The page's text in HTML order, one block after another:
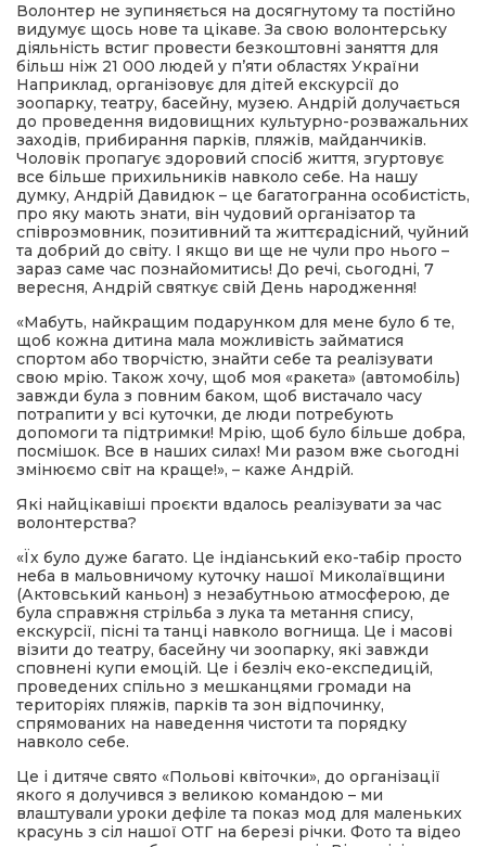
Волонтер не зупиняється на досягнутому та постійно
видумує щось нове та цікаве. За свою волонтерську
діяльність встиг провести безкоштовні заняття для
більш ніж 21 000 людей у п’яти областях України
Наприклад, організовує для дітей екскурсії до
зоопарку, театру, басейну, музею. Андрій долучається
до проведення видовищних культурно-розважальних
заходів, прибирання парків, пляжів, майданчиків.
Чоловік пропагує здоровий спосіб життя, згуртовує
все більше прихильників навколо себе. На нашу
думку, Андрій Давидюк – це багатогранна особистість,
про яку мають знати, він чудовий організатор та
співрозмовник, позитивний та життєрадісний, чуйний
та добрий до світу. І якщо ви ще не чули про нього –
зараз саме час познайомитись! До речі, сьогодні, 7
вересня, Андрій святкує свій День народження!
«Мабуть, найкращим подарунком для мене було б те,
щоб кожна дитина мала можливість займатися
спортом або творчістю, знайти себе та реалізувати
свою мрію. Також хочу, щоб моя «ракета» (автомобіль)
завжди була з повним баком, щоб вистачало часу
потрапити у всі куточки, де люди потребують
допомоги та підтримки! Мрію, щоб було більше добра,
посмішок. Все в наших силах! Ми разом вже сьогодні
змінюємо світ на краще!», – каже Андрій.
Які найцікавіші проєкти вдалось реалізувати за час
волонтерства?
«Їх було дуже багато. Це індіанський еко-табір просто
неба в мальовничому куточку нашої Миколаївщини
(Актовський каньон) з незабутньою атмосферою, де
була справжня стрільба з лука та метання спису,
екскурсії, пісні та танці навколо вогнища. Це і масові
візити до театру, басейну чи зоопарку, які завжди
сповнені купи емоцій. Це і безліч еко-експедицій,
проведених спільно з мешканцями громади на
територіях пляжів, парків та зон відпочинку,
спрямованих на наведення чистоти та порядку
навколо себе.
Це і дитяче свято «Польові квіточки», до організації
якого я долучився з великою командою – ми
влаштували уроки дефіле та показ мод для маленьких
красунь з сіл нашої ОТГ на березі річки. Фото та відео